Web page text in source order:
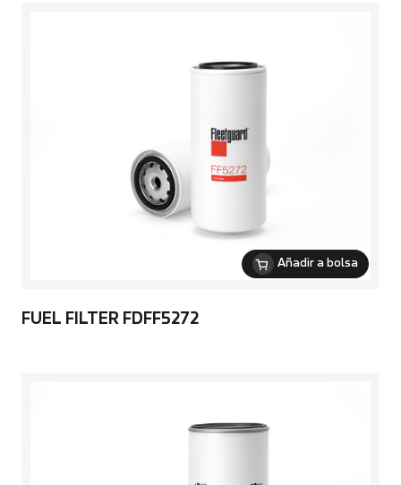
Añadir a bolsa
FUEL FILTER FDFF5272